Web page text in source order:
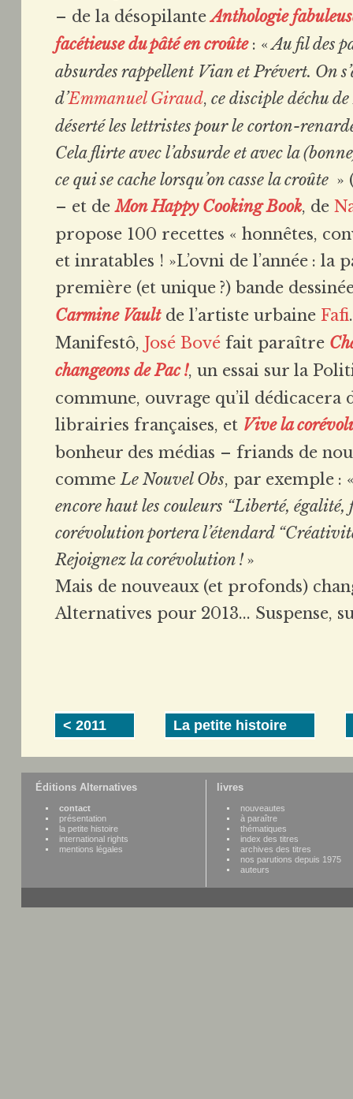
– de la désopilanteAnthologie
facétieuse du pâté en croûte: «Au fil des
absurdes rappellent Vian et Prévert. On
d’Emmanuel Giraud, ce disciple déchu
déserté les lettristes pour le corton-
Cela flirte avec l’absurde et avec la
ce qui se cache lorsqu’on casse la croûte »
– et deMon Happy Cooking Book, de
propose 100 recettes « honnêtes,
et inratables ! »L’ovni de l’année : la
première (et unique ?) bande
Carmine Vaultde l’artiste urbaine Fafi
Manifestô, José Bové fait paraître
changeons de Pac!, un essai sur la
commune, ouvrage qu’il dédicacera
librairies françaises, et Vive la
bonheur des médias – friands de
comme Le Nouvel Obs, par exemple :
encore haut les couleurs “Liberté,
corévolution portera l’étendard
Rejoignez la corévolution ! »
Mais de nouveaux (et profonds)
Alternatives pour 2013... Suspense,
< 2011 La petite histoire
Éditions Alternatives
contact
présentation
la petite histoire
international rights
mentions légales
livres
nouveautes
à paraître
thématiques
index des titres
archives des titres
nos parutions depuis 1975
auteurs